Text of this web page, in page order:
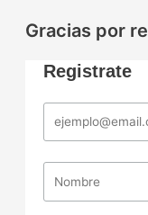
Gracias por
Registrate